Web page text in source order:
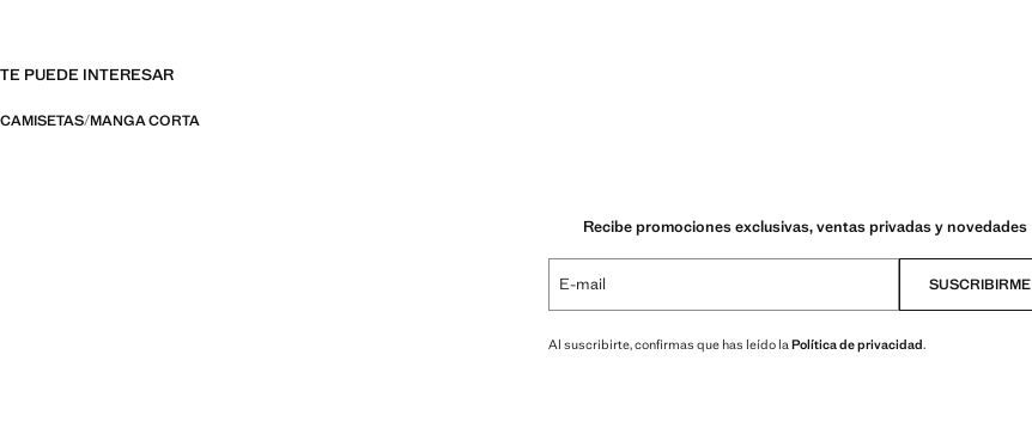
TE PUEDE INTERESAR
CAMISETAS MANGA CORTA
Recibe promociones exclusivas, ventas privadas y novedades
E-mail SUSCRIBIRME
Al suscribirte, confirmas que has leído la Política de privacidad.